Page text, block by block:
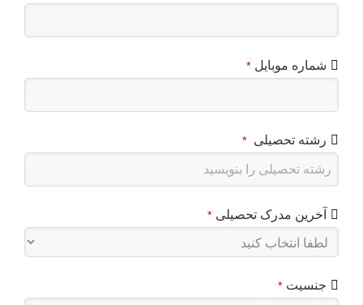
شماره موبایل *
رشته تحصیلی *
آخرین مدرک تحصیلی *
جنسیت *